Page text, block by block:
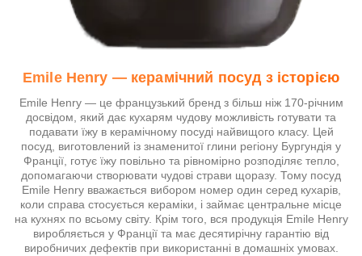
Emile Henry — керамічний посуд з історією
Emile Henry — це французький бренд з більш ніж 170-річним
досвідом, який дає кухарям чудову можливість готувати та
подавати їжу в керамічному посуді найвищого класу. Цей
посуд, виготовлений із знаменитої глини регіону Бургундія у
Франції, готує їжу повільно та рівномірно розподіляє тепло,
допомагаючи створювати чудові страви щоразу. Тому посуд
Emile Henry вважається вибором номер один серед кухарів,
коли справа стосується кераміки, і займає центральне місце
на кухнях по всьому світу. Крім того, вся продукція Emile Henry
виробляється у Франції та має десятирічну гарантію від
виробничих дефектів при використанні в домашніх умовах.